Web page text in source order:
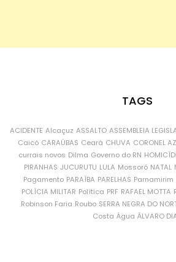
TAGS
ACIDENTE Alcaçuz ASSALTO ASSEMBLEIA
Caicó CARAÚBAS Ceará CHUVA CORONEL
currais novos Dilma Governo do RN
PIRANHAS JUCURUTU LULA Mossoró NATAL
Pagamento PARAÍBA PARELHAS Parnamirim
POLÍCIA MILITAR Política PRF RAFAEL MOTTA
Robinson Faria Roubo SERRA NEGRA DO
Costa Água ÁLVARO